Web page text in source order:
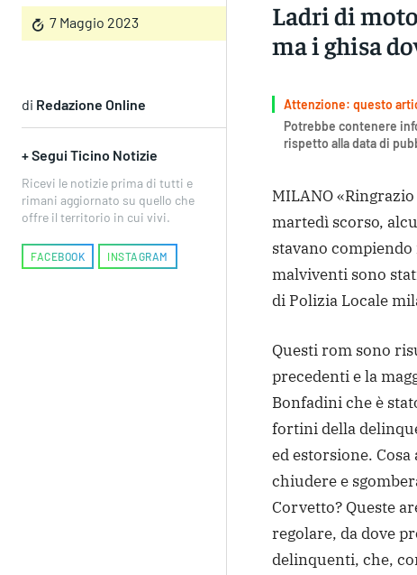
7 Maggio 2023
Ladri di
ma i ghisa
di Redazione Online
+ Segui Ticino Notizie
Ricevi le notizie prima di tutti e
rimani aggiornato su quello che
offre il territorio in cui vivi.
FACEBOOK INSTAGRAM
Attenzione: questo
Potrebbe contenere
rispetto alla data di
MILANO
martedì scorso,
stavano
malviventi sono
di Polizia Locale
Questi rom sono
precedenti e la
Bonfadini che è
fortini della
ed estorsione.
chiudere e
Corvetto? Queste
regolare, da dove
delinquenti, che,